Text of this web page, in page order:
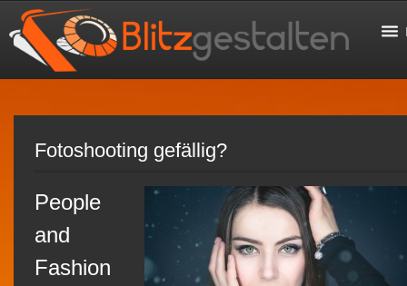
Fotoshooting gefällig?
People
and
Fashion